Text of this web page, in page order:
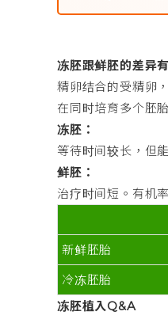
冻胚跟鲜胚的差异
精卵结合的受精卵
在同时培育多个胚
冻胚：
等待时间较长，但
鲜胚：
治疗时间短。有机
新鲜胚胎
冷冻胚胎
冻胚植入Q&A